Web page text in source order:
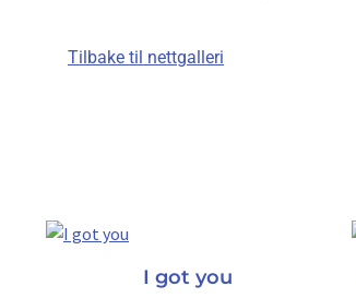
Tilbake til nettgalleri
I got you